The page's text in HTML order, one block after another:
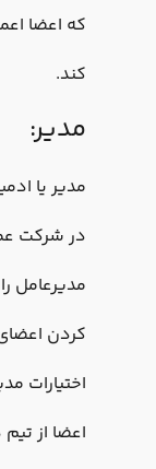
که اعضا
کند.
مدیر:
مدیر یا
در شرکت
مدیرعامل
کردن
اختیارات
اعضا از